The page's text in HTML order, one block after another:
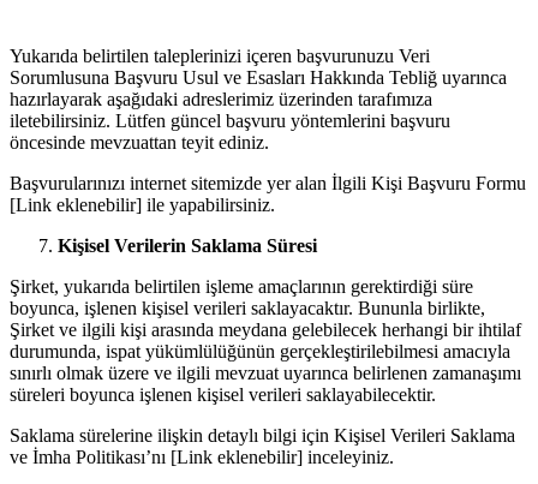
Yukarıda belirtilen taleplerinizi içeren başvurunuzu Veri
Sorumlusuna Başvuru Usul ve Esasları Hakkında Tebliğ uyarınca
hazırlayarak aşağıdaki adreslerimiz üzerinden tarafımıza
iletebilirsiniz. Lütfen güncel başvuru yöntemlerini başvuru
öncesinde mevzuattan teyit ediniz.
Başvurularınızı internet sitemizde yer alan İlgili Kişi Başvuru Formu
[Link eklenebilir] ile yapabilirsiniz.
Kişisel Verilerin Saklama Süresi
Şirket, yukarıda belirtilen işleme amaçlarının gerektirdiği süre
boyunca, işlenen kişisel verileri saklayacaktır. Bununla birlikte,
Şirket ve ilgili kişi arasında meydana gelebilecek herhangi bir ihtilaf
durumunda, ispat yükümlülüğünün gerçekleştirilebilmesi amacıyla
sınırlı olmak üzere ve ilgili mevzuat uyarınca belirlenen zamanaşımı
süreleri boyunca işlenen kişisel verileri saklayabilecektir.
Saklama sürelerine ilişkin detaylı bilgi için Kişisel Verileri Saklama
ve İmha Politikası’nı [Link eklenebilir] inceleyiniz.